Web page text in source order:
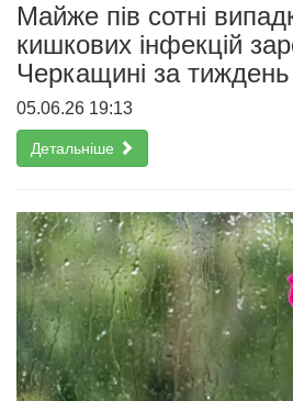
Майже пів сотні
кишкових інфекцій
Черкащині за тиждень
05.06.26 19:13
Детальніше